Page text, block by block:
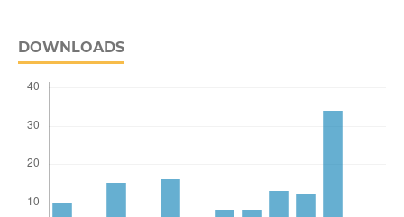
DOWNLOADS